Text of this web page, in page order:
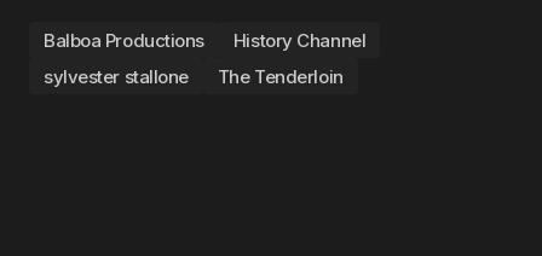
Balboa Productions
History Channel
sylvester stallone
The Tenderloin